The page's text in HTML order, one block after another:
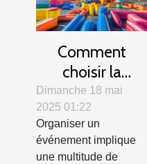
Comment
choisir la
structure
gonflable idéale
pour votre
événement
Dimanche 18 mai
2025 01:22
Organiser un
événement implique
une multitude de